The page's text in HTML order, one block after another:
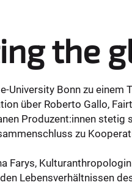
the
Bonn zu einem
über Roberto Gallo,
Produzent:innen
zu
Farys,
Lebensverhältnissen